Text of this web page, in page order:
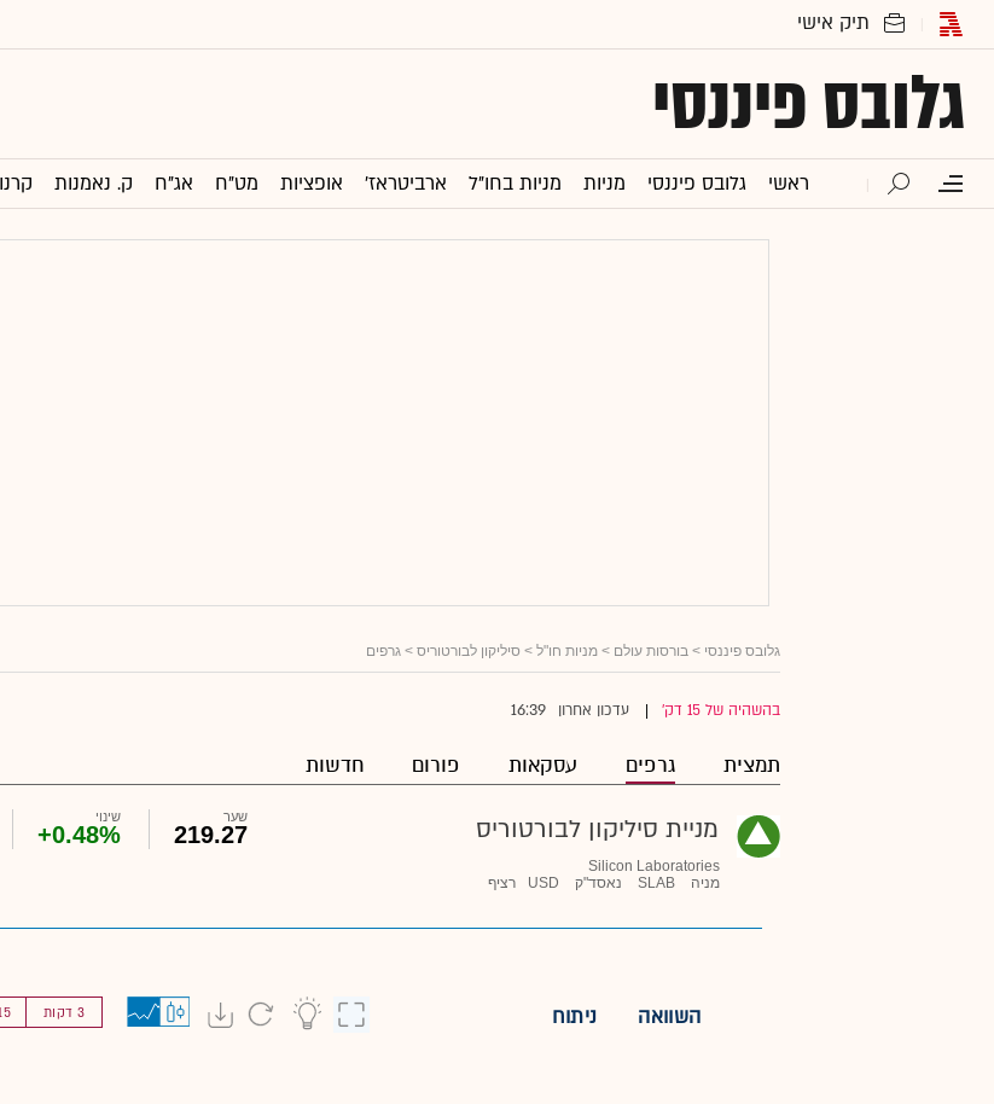
גלובס פיננסי
ראשי גלובס פיננסי מניות מניות בחו"ל ארביטראז' אופציות מט"ח אג"ח ק. נאמנות
גלובס פיננסי > בורסות עולם > מניות חו"ל > סיליקון לבורטוריס > גרפים
בהשהיה של 15 דק' עדכון אחרון 16:39
תמצית גרפים עסקאות פורום חדשות
מניית סיליקון לבורטוריס
Silicon Laboratories
מניה
SLAB נאסד"ק USD רציף
שער
219.27
שינוי
+0.48%
15 3 דקות השוואה ניתוח